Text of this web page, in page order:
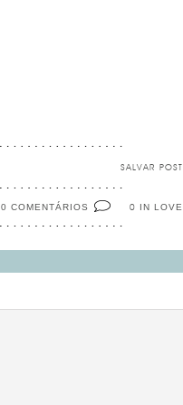
SALVAR POST
0 IN LOVE
0 COMENTÁRIOS